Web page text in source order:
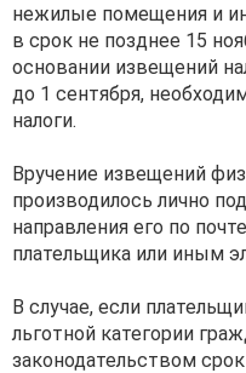
нежилые помещения и
в срок не позднее 15
основании извещений
до 1 сентября,
налоги.
Вручение извещений
производилось лично
направления его по
плательщика или иным
В случае, если
льготной категории
законодательством